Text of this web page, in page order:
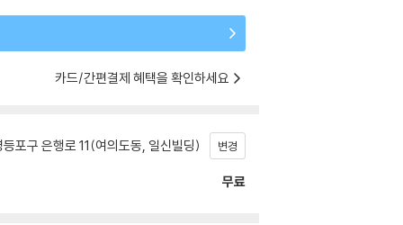
카드/간편결제 혜택을 확인하세요
포구 은행로 11(여의도동, 일신빌딩) 변경
무료